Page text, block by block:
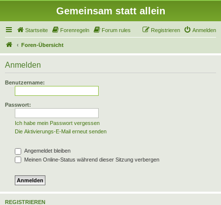
Gemeinsam statt allein
Startseite Forenregeln Forum rules Anmelden
Registrieren
Foren-Übersicht
Anmelden
Benutzername:
Passwort:
Ich habe mein Passwort vergessen
Die Aktivierungs-E-Mail erneut senden
Angemeldet bleiben
Meinen Online-Status während dieser Sitzung verbergen
REGISTRIEREN